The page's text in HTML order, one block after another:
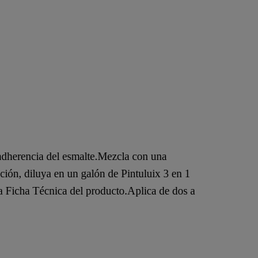
del esmalte.Mezcla con una
diluya en un galón de Pintuluix 3 en 1
Ficha Técnica del producto.Aplica de dos a